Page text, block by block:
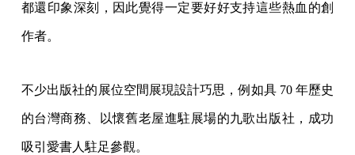
都還印象深刻，因此覺得一定要好好支持這些熱血的創
作者。
不少出版社的展位空間展現設計巧思，例如具 70 年歷史
的台灣商務、以懷舊老屋進駐展場的九歌出版社，成功
吸引愛書人駐足參觀。